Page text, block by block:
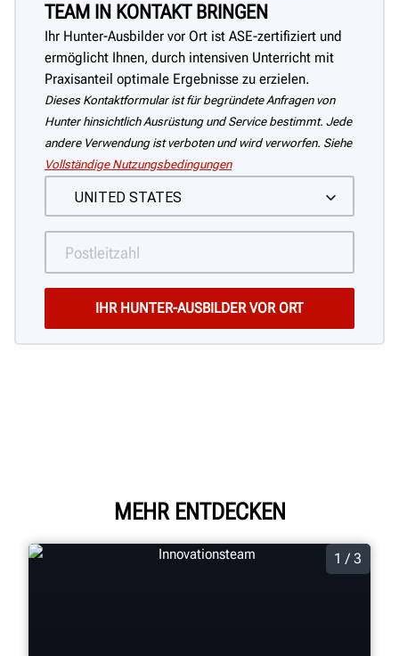
TEAM IN KONTAKT BRINGEN
Ihr Hunter-Ausbilder vor Ort ist ASE-zertifiziert und
ermöglicht Ihnen, durch intensiven Unterricht mit
Praxisanteil optimale Ergebnisse zu erzielen.
Dieses Kontaktformular ist für begründete Anfragen von
Hunter hinsichtlich Ausrüstung und Service bestimmt. Jede
andere Verwendung ist verboten und wird verworfen. Siehe
Vollständige Nutzungsbedingungen
MEHR ENTDECKEN
1 / 3